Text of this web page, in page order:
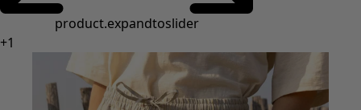
Styles de vétements
Vêtements en lin
Robes de style hippie
Grandes Tailles